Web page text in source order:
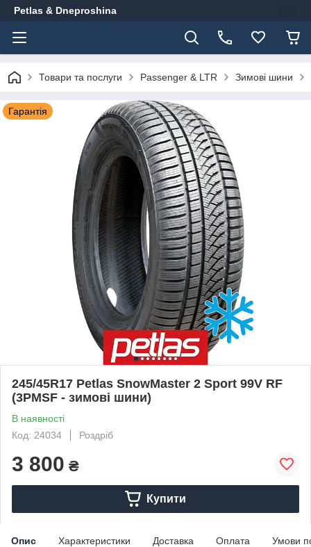
Petlas & Dneproshina
Товари та послуги Passenger & LTR Зимові шини
Гарантія
245/45R17 Petlas SnowMaster 2 Sport 99V RF
(3PMSF - зимові шини)
В наявності
Код: 24034
Роздріб
3 800 ₴
Купити
Опис Характеристики Доставка Оплата Умови